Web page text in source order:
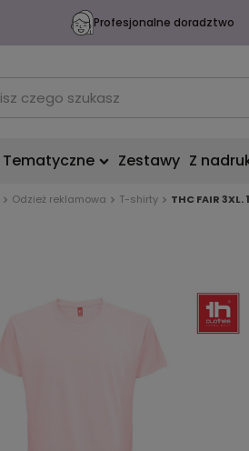
Profesjonalne doradztwo
Tematyczne Zestawy Z
Odzież reklamowa T-shirty THC FAIR